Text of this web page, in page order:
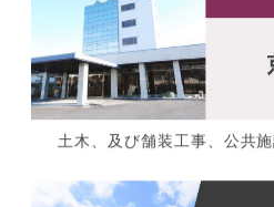
土木、及び舗装工事、公共